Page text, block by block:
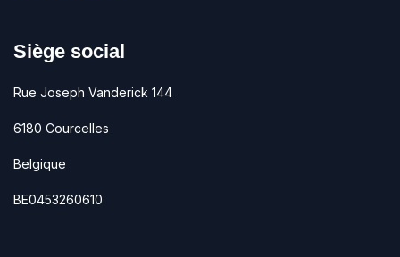
Siège social
Rue Joseph Vanderick 144
6180 Courcelles
Belgique
BE0453260610